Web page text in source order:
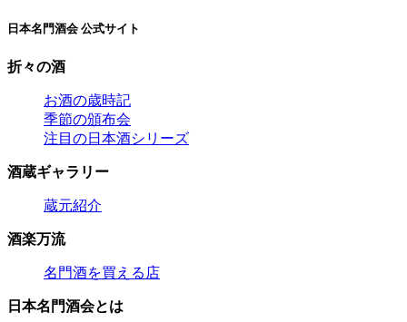
日本名門酒会 公式サイト
折々の酒
お酒の歳時記
季節の頒布会
注目の日本酒シリーズ
酒蔵ギャラリー
蔵元紹介
酒楽万流
名門酒を買える店
日本名門酒会とは